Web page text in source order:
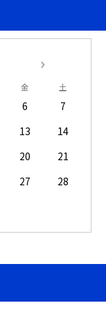
金 土
6
7
13
14
20
21
27
28